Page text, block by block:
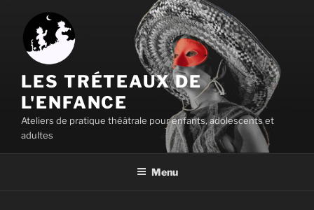
contenu
principal
LES TRÉTEAUX DE
L'ENFANCE
Ateliers de pratique théâtrale pour enfants, adolescents et
adultes
Menu